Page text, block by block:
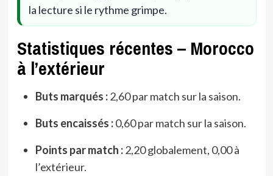
la lecture si le rythme grimpe.
Statistiques récentes – Morocco
à l’extérieur
Buts marqués :2,60 par match sur la saison.
Buts encaissés :0,60 par match sur la saison.
Points par match :2,20 globalement, 0,00 à
l’extérieur.